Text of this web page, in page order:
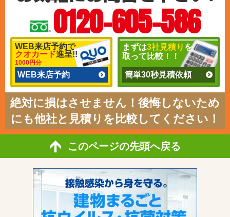
0120-605-586
WEB来店予約で
クオカード進呈!!
1000円分
WEB来店予約
まずは3社見積り を
取って比較！！
簡単30秒見積依頼
絶対に損はさせません！後悔しないため
にも他社と見積りを比較してください！
このページの先頭へ戻る